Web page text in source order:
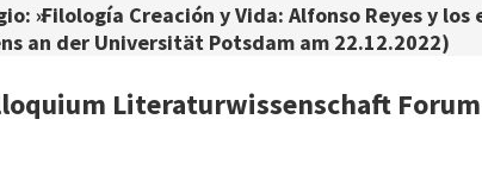
»Filología Creación y Vida: Alfonso Reyes y
an der Universität Potsdam am 22.12.2022)
Literaturwissenschaft